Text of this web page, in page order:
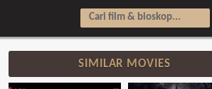
SIMILAR MOVIES